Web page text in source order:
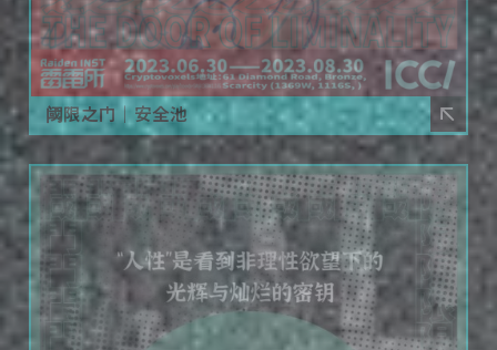
阈限之门｜安全池